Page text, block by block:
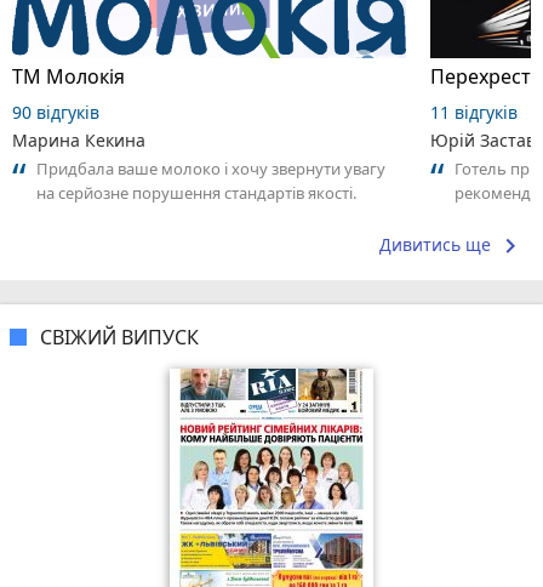
ТМ Молокія
90 відгуків
Марина Кекина
Придбала ваше молоко і хочу звернути увагу
на серйозне порушення стандартів якості.
11 відгуків
Юрій
Готель
Дивитись ще keyboard_arrow_right
СВІЖИЙ ВИПУСК